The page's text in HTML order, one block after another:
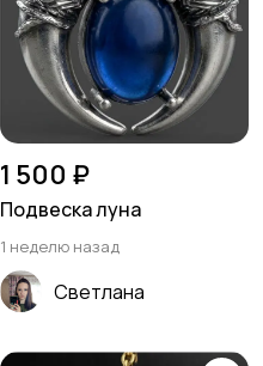
1 500 ₽
Подвеска луна
1 неделю назад
Светлана